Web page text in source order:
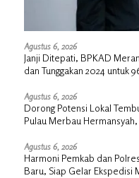
Agustus 6, 2026
Janji Ditepati, BPKAD
dan Tunggakan 2024 untuk
Agustus 6, 2026
Dorong Potensi Lokal
Pulau Merbau
Agustus 6, 2026
Harmoni Pemkab dan
Baru, Siap Gelar Ekspedisi